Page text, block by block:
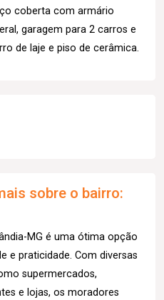
coberta com armário
garagem para 2 carros e
de laje e piso de cerâmica.
sobre o bairro:
MG é uma ótima opção
e praticidade. Com diversas
supermercados,
e lojas, os moradores